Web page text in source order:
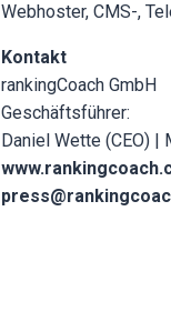
Webhoster, CMS-,
Kontakt
rankingCoach GmbH
Geschäftsführer:
Daniel Wette (CEO) |